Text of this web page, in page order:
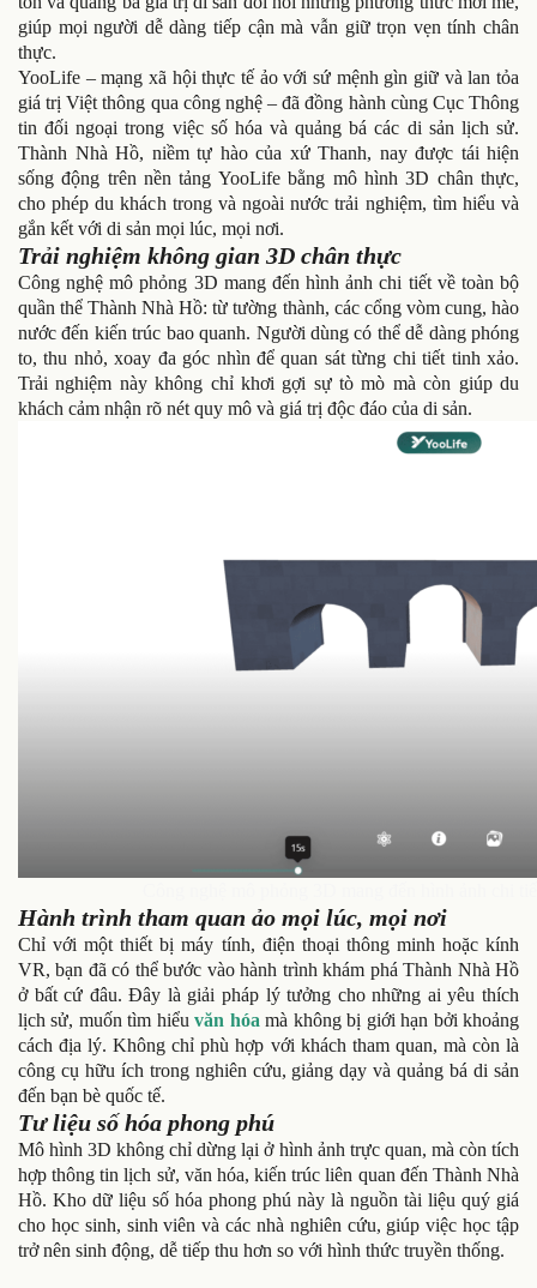
giúp mọi người dễ dàng tiếp cận mà vẫn giữ trọn vẹn tính chân
thực.
YooLife – mạng xã hội thực tế ảo với sứ mệnh gìn giữ và lan tỏa
giá trị Việt thông qua công nghệ – đã đồng hành cùng Cục Thông
tin đối ngoại trong việc số hóa và quảng bá các di sản lịch sử.
Thành Nhà Hồ, niềm tự hào của xứ Thanh, nay được tái hiện
sống động trên nền tảng YooLife bằng mô hình 3D chân thực,
cho phép du khách trong và ngoài nước trải nghiệm, tìm hiểu và
gắn kết với di sản mọi lúc, mọi nơi.
Trải nghiệm không gian 3D chân thực
Công nghệ mô phỏng 3D mang đến hình ảnh chi tiết về toàn bộ
quần thể Thành Nhà Hồ: từ tường thành, các cổng vòm cung, hào
nước đến kiến trúc bao quanh. Người dùng có thể dễ dàng phóng
to, thu nhỏ, xoay đa góc nhìn để quan sát từng chi tiết tinh xảo.
Trải nghiệm này không chỉ khơi gợi sự tò mò mà còn giúp du
khách cảm nhận rõ nét quy mô và giá trị độc đáo của di sản.
Hành trình tham quan ảo mọi lúc, mọi nơi
Chỉ với một thiết bị máy tính, điện thoại thông minh hoặc kính
VR, bạn đã có thể bước vào hành trình khám phá Thành Nhà Hồ
ở bất cứ đâu. Đây là giải pháp lý tưởng cho những ai yêu thích
lịch sử, muốn tìm hiểuvăn hóa mà không bị giới hạn bởi khoảng
cách địa lý. Không chỉ phù hợp với khách tham quan, mà còn là
công cụ hữu ích trong nghiên cứu, giảng dạy và quảng bá di sản
đến bạn bè quốc tế.
Tư liệu số hóa phong phú
Mô hình 3D không chỉ dừng lại ở hình ảnh trực quan, mà còn tích
hợp thông tin lịch sử, văn hóa, kiến trúc liên quan đến Thành Nhà
Hồ. Kho dữ liệu số hóa phong phú này là nguồn tài liệu quý giá
cho học sinh, sinh viên và các nhà nghiên cứu, giúp việc học tập
trở nên sinh động, dễ tiếp thu hơn so với hình thức truyền thống.